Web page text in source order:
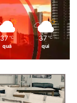
37 ℃
qua
37 ℃
qui